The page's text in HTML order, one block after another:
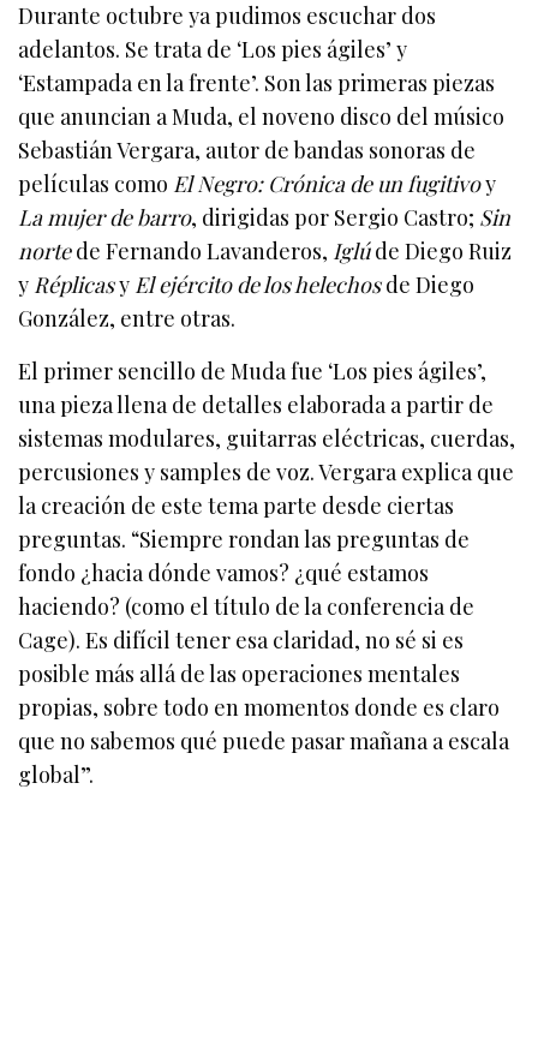
Durante octubre ya pudimos escuchar dos
adelantos. Se trata de ‘Los pies ágiles’ y
‘Estampada en la frente’. Son las primeras piezas
que anuncian a Muda, el noveno disco del músico
Sebastián Vergara, autor de bandas sonoras de
películas como El Negro: Crónica de un fugitivoy
La mujer de barro, dirigidas por Sergio Castro; Sin
nortede Fernando Lavanderos, Iglúde Diego Ruiz
y Réplicasy El ejército de los helechosde Diego
González, entre otras.
El primer sencillo de Muda fue ‘Los pies ágiles’,
una pieza llena de detalles elaborada a partir de
sistemas modulares, guitarras eléctricas, cuerdas,
percusiones y samples de voz. Vergara explica que
la creación de este tema parte desde ciertas
preguntas. “Siempre rondan las preguntas de
fondo ¿hacia dónde vamos? ¿qué estamos
haciendo? (como el título de la conferencia de
Cage). Es difícil tener esa claridad, no sé si es
posible más allá de las operaciones mentales
propias, sobre todo en momentos donde es claro
que no sabemos qué puede pasar mañana a escala
global”.